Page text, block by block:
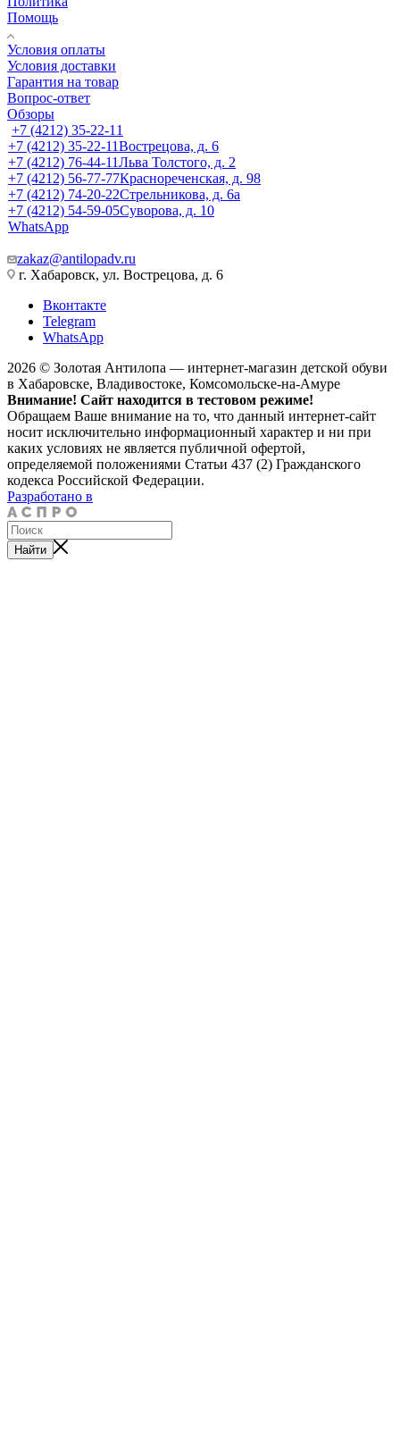
Помощь
Условия оплаты
Условия доставки
Гарантия на товар
Вопрос-ответ
Обзоры
+7 (4212) 35-22-11
+7 (4212) 35-22-11Вострецова, д. 6
+7 (4212) 76-44-11Льва Толстого, д. 2
+7 (4212) 56-77-77Краснореченская, д. 98
+7 (4212) 74-20-22Стрельникова, д. 6а
+7 (4212) 54-59-05Суворова, д. 10
WhatsApp
zakaz@antilopadv.ru
г. Хабаровск, ул. Вострецова, д. 6
Вконтакте
Telegram
WhatsApp
2026 © Золотая Антилопа — интернет-магазин детской обуви
в Хабаровске, Владивостоке, Комсомольске-на-Амуре
Внимание! Сайт находится в тестовом режиме!
Обращаем Ваше внимание на то, что данный интернет-сайт
носит исключительно информационный характер и ни при
каких условиях не является публичной офертой,
определяемой положениями Статьи 437 (2) Гражданского
кодекса Российской Федерации.
Разработано в
Найти